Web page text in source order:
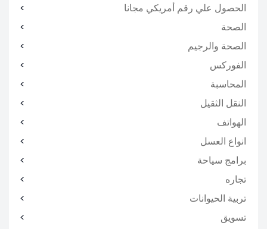
الحصول علي رقم أمريكي مجانا
الصحة
الصحة والرجيم
الفوركس
المحاسبة
النقل الثقيل
الهواتف
انواع العسل
برامج سياحة
تجاره
تربية الحيوانات
تسويق